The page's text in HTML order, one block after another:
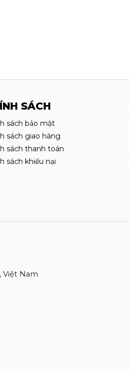
SÁCH
sách bảo mật
sách giao hàng
sách thanh toán
sách khiếu nại
Việt Nam